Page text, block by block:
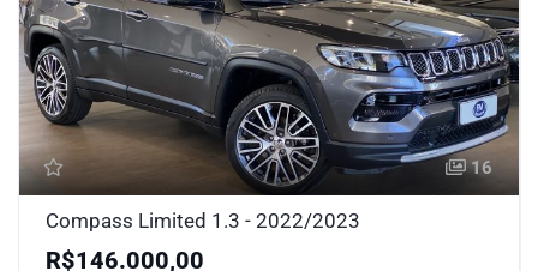
16
Compass Limited 1.3 - 2022/2023
R$146.000,00